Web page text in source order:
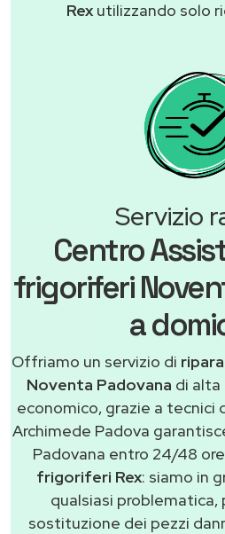
Rexutilizzando solo
Servizio
Centro
frigoriferi
a
Offriamo un servizio di
Noventa Padovana di alta
economico, grazie a tecnici
Archimede Padova
Padovana entro 24/48
frigoriferi Rex: siamo in
qualsiasi problematica,
sostituzione dei pezzi